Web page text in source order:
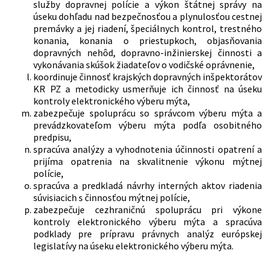
služby dopravnej polície a výkon štátnej správy na
úseku dohľadu nad bezpečnosťou a plynulosťou cestnej
premávky a jej riadení, špeciálnych kontrol, trestného
konania, konania o priestupkoch, objasňovania
dopravných nehôd, dopravno-inžinierskej činnosti a
vykonávania skúšok žiadateľov o vodičské oprávnenie,
koordinuje činnosť krajských dopravných inšpektorátov
KR PZ a metodicky usmerňuje ich činnosť na úseku
kontroly elektronického výberu mýta,
zabezpečuje spoluprácu so správcom výberu mýta a
prevádzkovateľom výberu mýta podľa osobitného
predpisu,
spracúva analýzy a vyhodnotenia účinnosti opatrení a
prijíma opatrenia na skvalitnenie výkonu mýtnej
polície,
spracúva a predkladá návrhy interných aktov riadenia
súvisiacich s činnosťou mýtnej polície,
zabezpečuje cezhraničnú spoluprácu pri výkone
kontroly elektronického výberu mýta a spracúva
podklady pre prípravu právnych analýz európskej
legislatívy na úseku elektronického výberu mýta.